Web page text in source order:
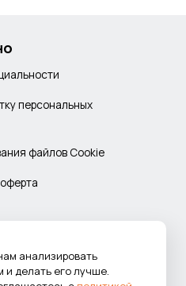
персональных
файлов Cookie
анализировать
и делать его лучше.